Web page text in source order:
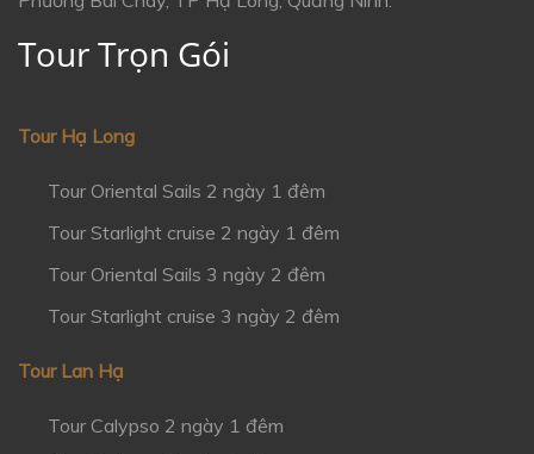
Tour Trọn Gói
Tour Hạ Long
Tour Oriental Sails 2 ngày 1 đêm
Tour Starlight cruise 2 ngày 1 đêm
Tour Oriental Sails 3 ngày 2 đêm
Tour Starlight cruise 3 ngày 2 đêm
Tour Lan Hạ
Tour Calypso 2 ngày 1 đêm